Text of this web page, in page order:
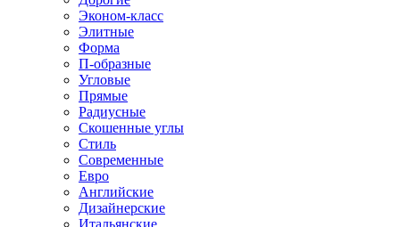
Эконом-класс
Элитные
Форма
П-образные
Угловые
Прямые
Радиусные
Скошенные углы
Стиль
Современные
Евро
Английские
Дизайнерские
Итальянские